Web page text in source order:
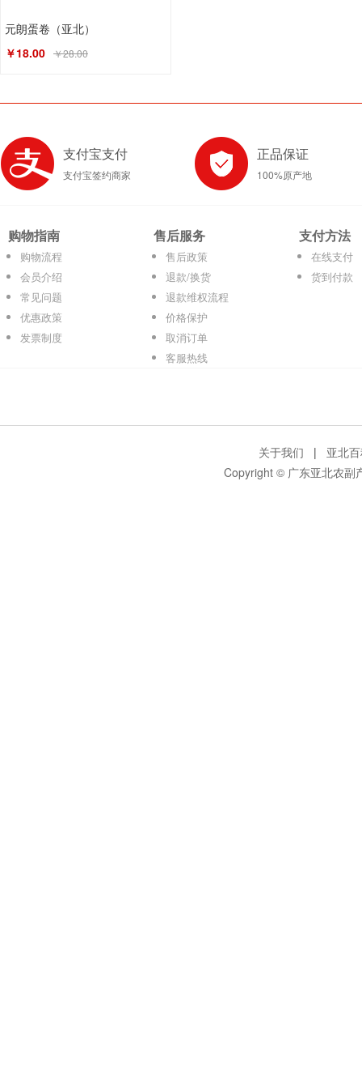
元朗蛋卷（亚北）
￥18.00 ￥28.00
支付宝支付
支付宝签约商家
正品保证
100%原产地
购物指南
购物流程
会员介绍
常见问题
优惠政策
发票制度
售后服务
售后政策
退款/换货
退款维权流程
价格保护
取消订单
客服热线
支付方法
在线支付
货到付款
关于我们 | 亚北
Copyright © 广东亚北农副